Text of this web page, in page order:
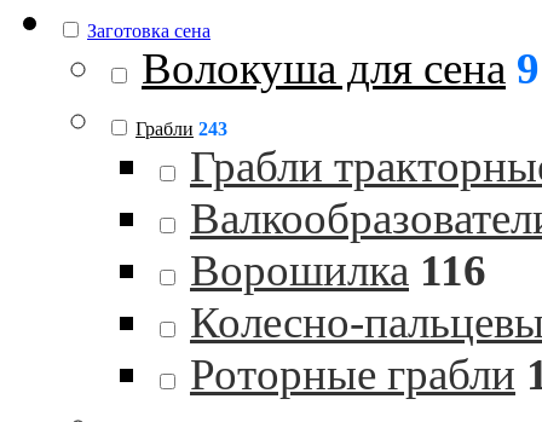
Заготовка сена
Волокуша для сена 9
Грабли 243
Грабли
Ворошилка 116
Колесно-
Роторные грабли